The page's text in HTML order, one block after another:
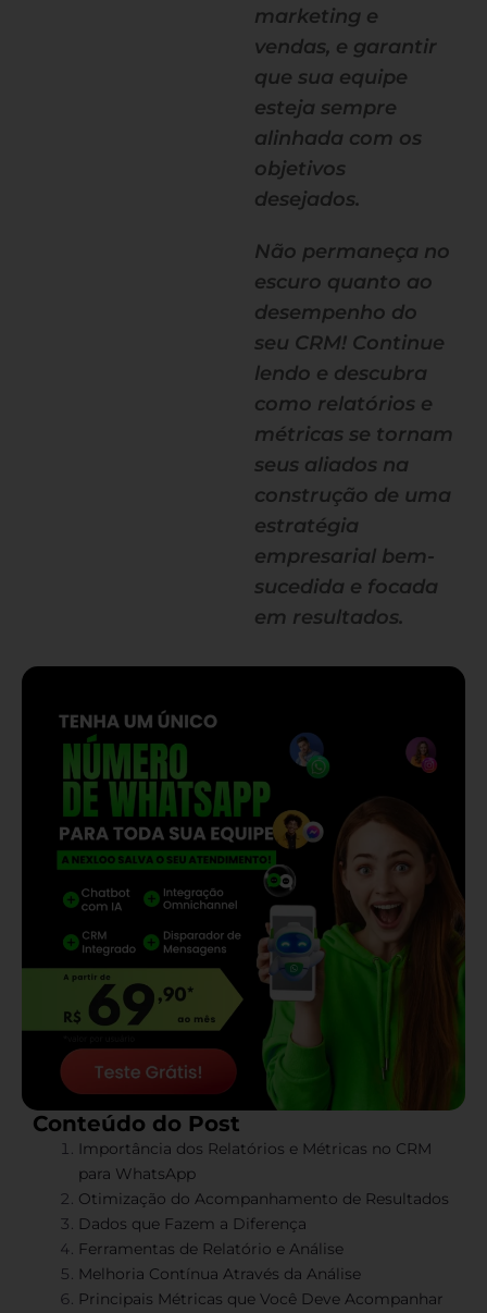
marketing e
vendas, e garantir
que sua equipe
esteja sempre
alinhada com os
objetivos
desejados.
Não permaneça no
escuro quanto ao
desempenho do
seu CRM! Continue
lendo e descubra
como relatórios e
métricas se tornam
seus aliados na
construção de uma
estratégia
empresarial bem-
sucedida e focada
em resultados.
Conteúdo do Post
Importância dos Relatórios e Métricas no CRM
para WhatsApp
Otimização do Acompanhamento de Resultados
Dados que Fazem a Diferença
Ferramentas de Relatório e Análise
Melhoria Contínua Através da Análise
Principais Métricas que Você Deve Acompanhar